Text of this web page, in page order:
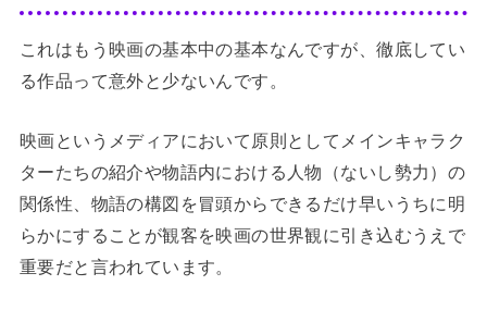
これはもう映画の基本中の基本なんですが、徹底してい
る作品って意外と少ないんです。
映画というメディアにおいて原則としてメインキャラク
ターたちの紹介や物語内における人物（ないし勢力）の
関係性、物語の構図を冒頭からできるだけ早いうちに明
らかにすることが観客を映画の世界観に引き込むうえで
重要だと言われています。